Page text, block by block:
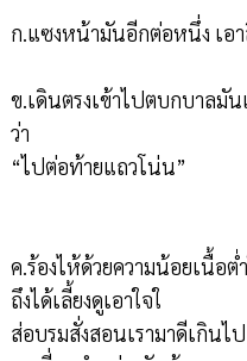
ก.แซงหน้ามันอีกต่อหนึ่ง เอา
ข.เดินตรงเข้าไปตบกบาลมั
ว่า
“ไปต่อท้ายแถวโน่น”
ค.ร้องไห้ด้วยความน้อยเนื้อ
ถึงได้เลี้ยงดูเอาใจใ
ส่อบรมสั่งสอนเรามาดีเกิน